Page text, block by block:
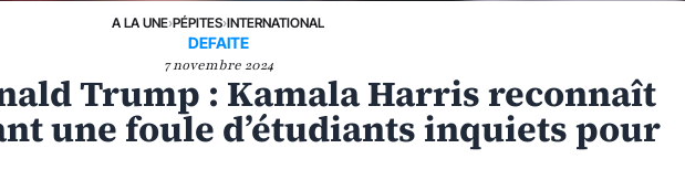
A LA UNE›PÉPITES›INTERNATIONAL
DEFAITE
7 novembre 2024
Trump : Kamala Harris reconnaît
une foule d’étudiants inquiets pour